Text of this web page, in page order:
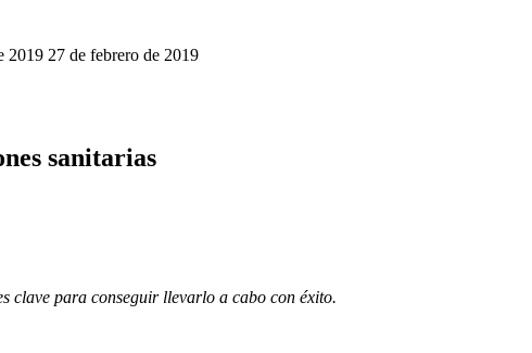
2019 27 de febrero de 2019
sanitarias
clave para conseguir llevarlo a cabo con éxito.